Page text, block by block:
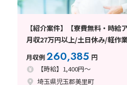
【紹介案件】【寮費無料・時給
月収27万円以上/土日休み/軽作
あり)/未経験者歓迎/20～40代の
能/日払い・週払い制度あり
月収例260,385 円
【時給】1,400円～
埼玉県児玉郡美里町